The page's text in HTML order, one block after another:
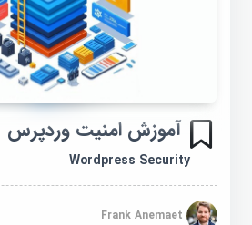
آموزش امنیت وردپرس
Wordpress Security
Frank Anemaet